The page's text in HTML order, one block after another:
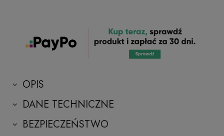
OPIS
DANE TECHNICZNE
BEZPIECZEŃSTWO